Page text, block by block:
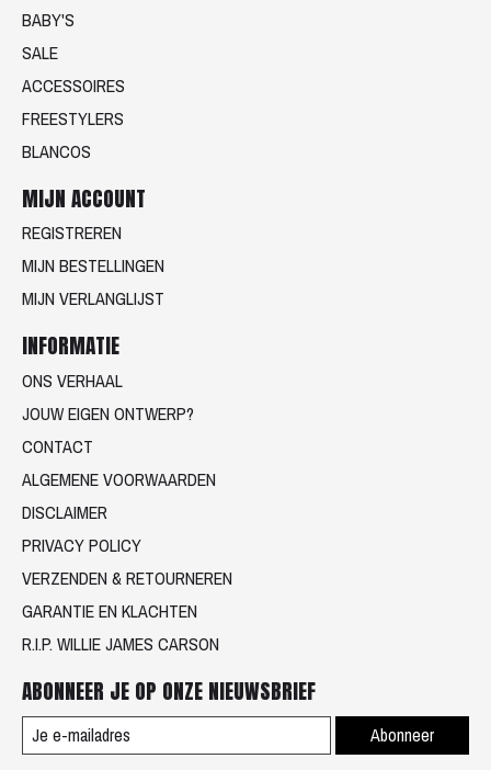
BABY'S
SALE
ACCESSOIRES
FREESTYLERS
BLANCOS
MIJN ACCOUNT
REGISTREREN
MIJN BESTELLINGEN
MIJN VERLANGLIJST
INFORMATIE
ONS VERHAAL
JOUW EIGEN ONTWERP?
CONTACT
ALGEMENE VOORWAARDEN
DISCLAIMER
PRIVACY POLICY
VERZENDEN & RETOURNEREN
GARANTIE EN KLACHTEN
R.I.P. WILLIE JAMES CARSON
ABONNEER JE OP ONZE NIEUWSBRIEF
Abonneer